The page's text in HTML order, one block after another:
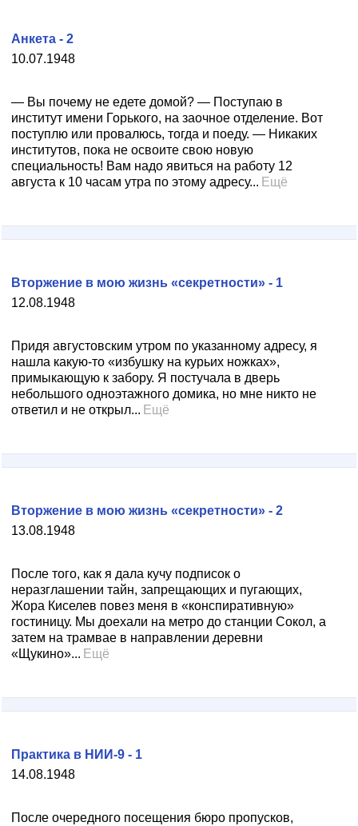
10.07.1948
Анкета - 2
— Вы почему не едете домой? — Поступаю в
институт имени Горького, на заочное отделение. Вот
поступлю или провалюсь, тогда и поеду. — Никаких
институтов, пока не освоите свою новую
специальность! Вам надо явиться на работу 12
августа к 10 часам утра по этому адресу... Ещё
12.08.1948
Вторжение в мою жизнь «секретности» - 1
Придя августовским утром по указанному адресу, я
нашла какую-то «избушку на курьих ножках»,
примыкающую к забору. Я постучала в дверь
небольшого одноэтажного домика, но мне никто не
ответил и не открыл... Ещё
13.08.1948
Вторжение в мою жизнь «секретности» - 2
После того, как я дала кучу подписок о
неразглашении тайн, запрещающих и пугающих,
Жора Киселев повез меня в «конспиративную»
гостиницу. Мы доехали на метро до станции Сокол, а
затем на трамвае в направлении деревни
«Щукино»... Ещё
14.08.1948
Практика в НИИ-9 - 1
После очередного посещения бюро пропусков,